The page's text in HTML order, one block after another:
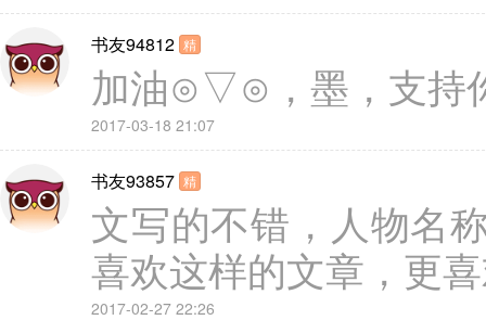
书友94812 精
加油⊙▽⊙，墨，支持
2017-03-18 21:07
书友93857 精
文写的不错，人物名
喜欢这样的文章，更
2017-02-27 22:26